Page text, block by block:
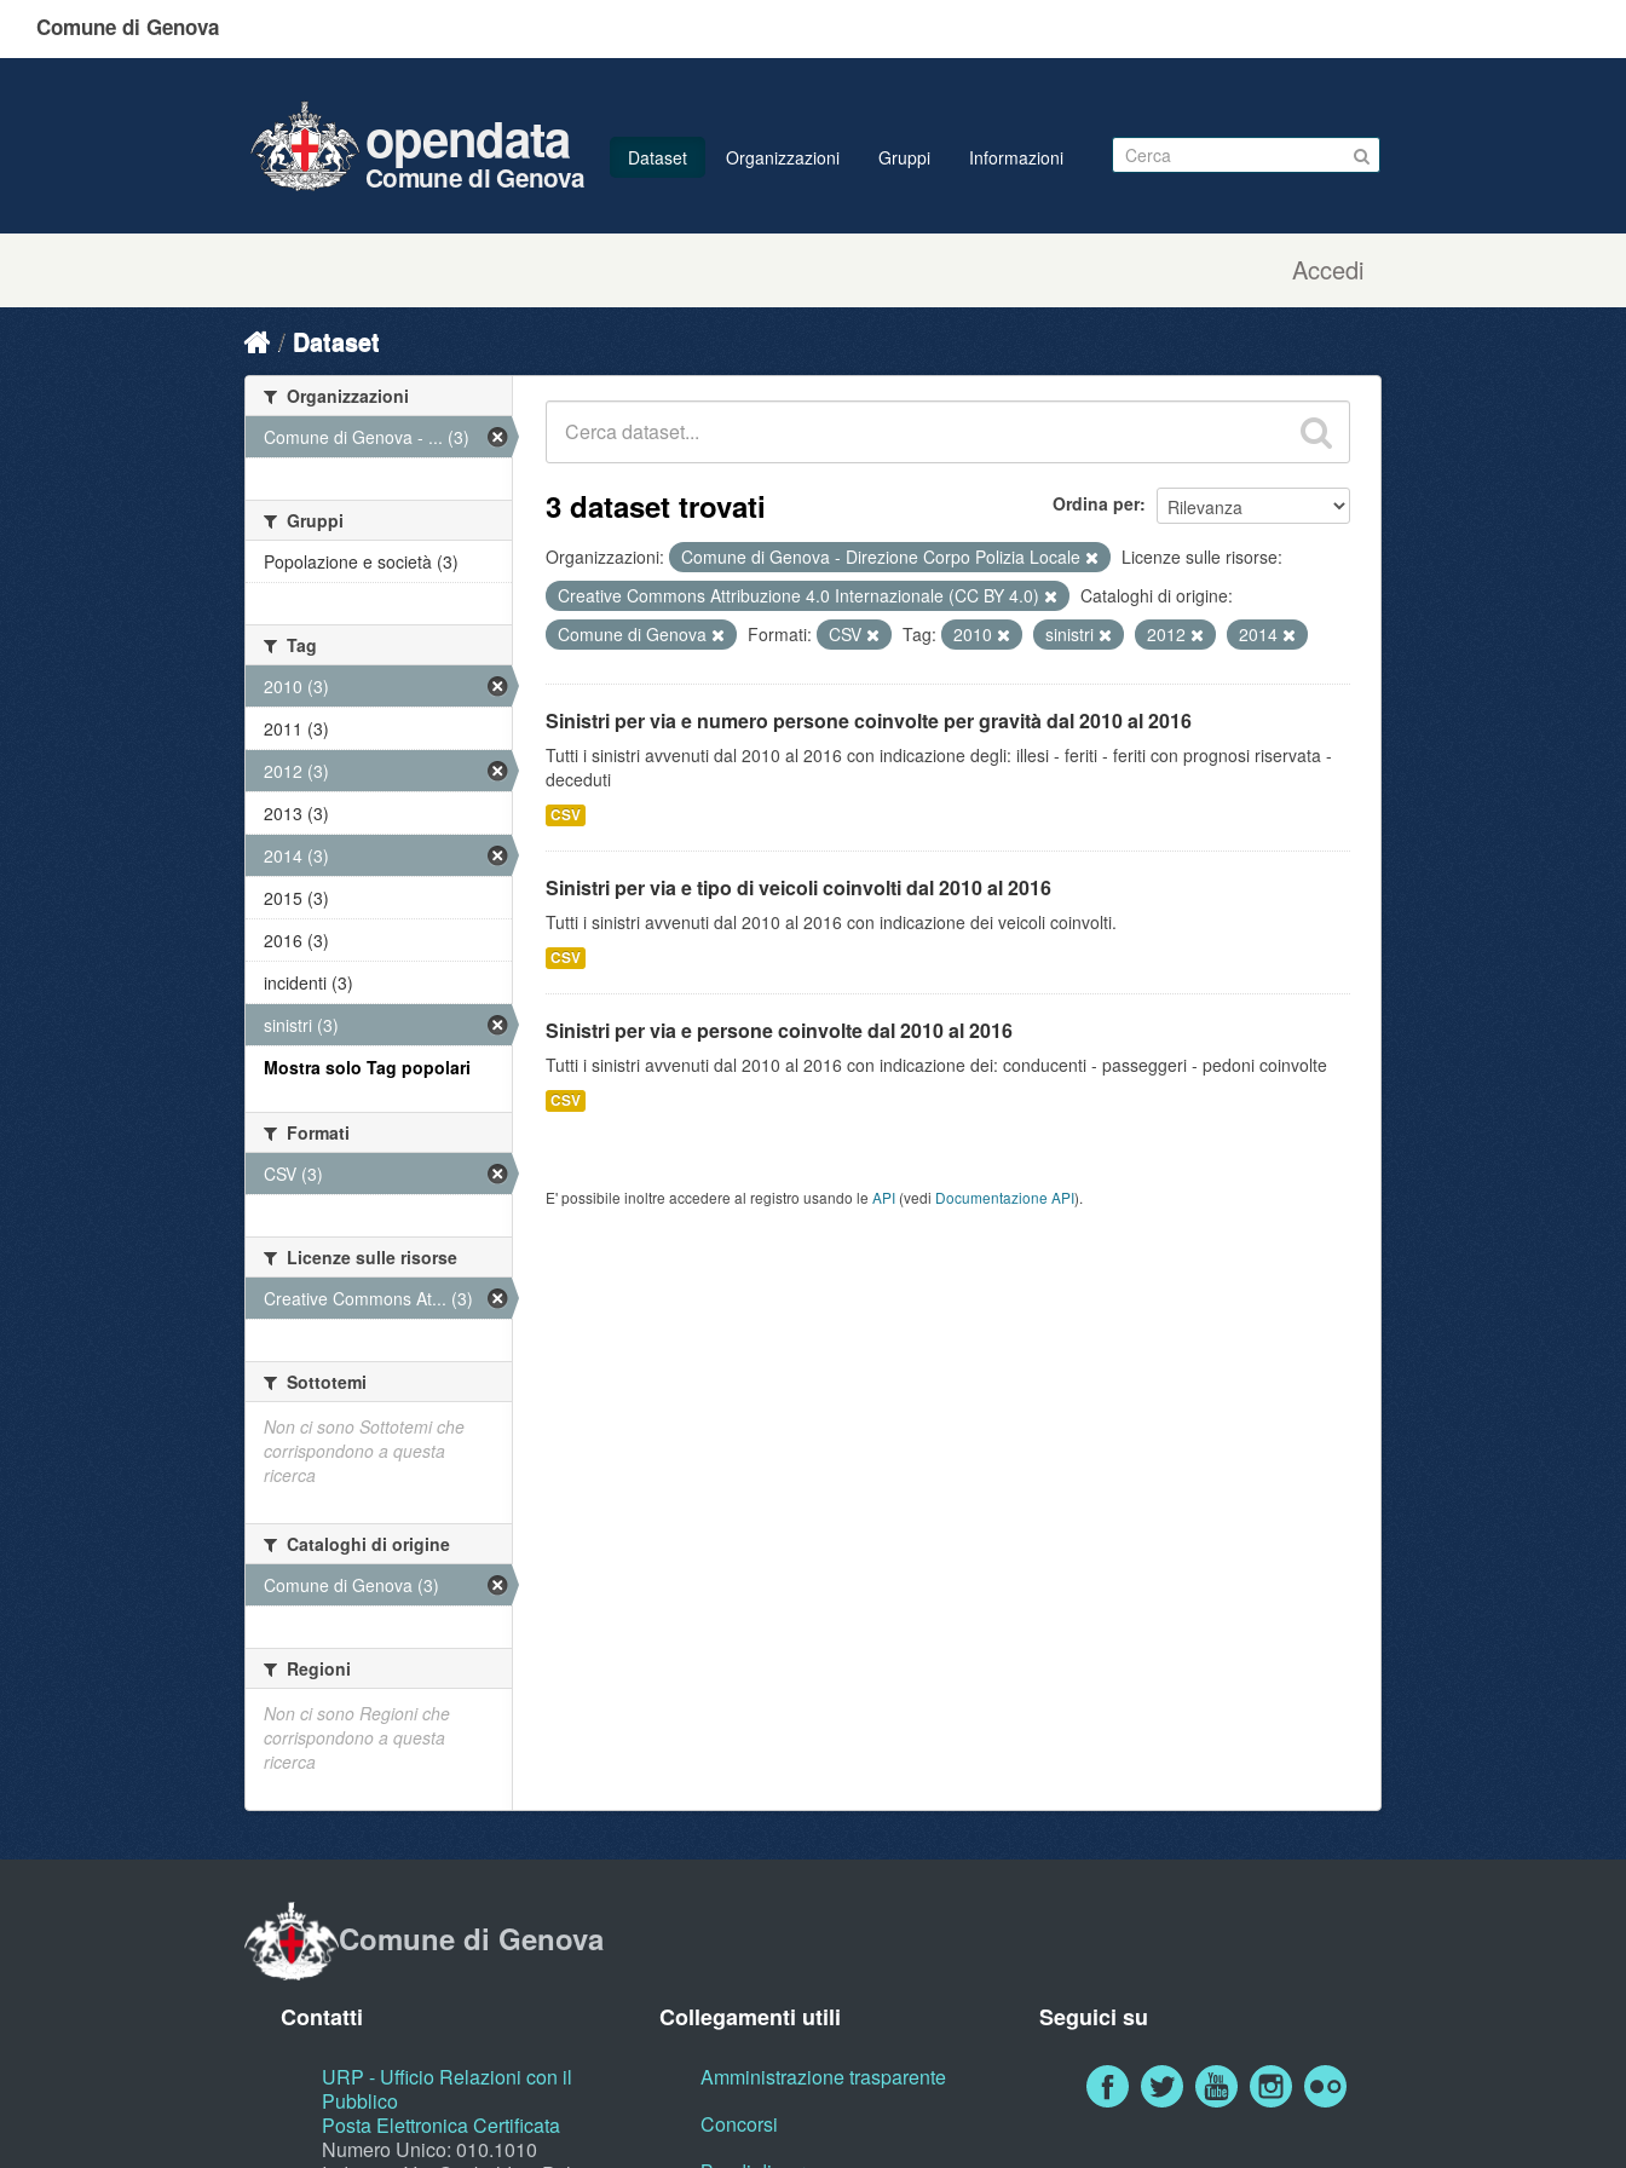
Comune di Genova
Accedi
opendata
Comune di Genova
Dataset Organizzazioni Gruppi Informazioni
Dataset
Ordina per
3 dataset trovati
Organizzazioni: Comune di Genova - Direzione Corpo Polizia Locale
Licenze sulle risorse:
Creative Commons Attribuzione 4.0 Internazionale (CC BY 4.0)
Cataloghi di origine:
Comune di Genova
Formati: CSV Tag: 2010 sinistri 2012 2014
Sinistri per via e numero persone coinvolte per gravità dal 2010 al 2016
Tutti i sinistri avvenuti dal 2010 al 2016 con indicazione degli: illesi - feriti - feriti con prognosi riservata -
deceduti
CSV
Sinistri per via e tipo di veicoli coinvolti dal 2010 al 2016
Tutti i sinistri avvenuti dal 2010 al 2016 con indicazione dei veicoli coinvolti.
CSV
Sinistri per via e persone coinvolte dal 2010 al 2016
Tutti i sinistri avvenuti dal 2010 al 2016 con indicazione dei: conducenti - passeggeri - pedoni coinvolte
CSV
E' possibile inoltre accedere al registro usando le API (vedi Documentazione API).
Organizzazioni
Comune di Genova - ... (3)
Gruppi
Popolazione e società (3)
Tag
2010 (3)
2011 (3)
2012 (3)
2013 (3)
2014 (3)
2015 (3)
2016 (3)
incidenti (3)
sinistri (3)
Mostra solo Tag popolari
Formati
CSV (3)
Licenze sulle risorse
Creative Commons At... (3)
Sottotemi
Non ci sono Sottotemi che
corrispondono a questa
ricerca
Cataloghi di origine
Comune di Genova (3)
Regioni
Non ci sono Regioni che
corrispondono a questa
ricerca
Comune di Genova
Contatti
URP - Ufficio Relazioni con il
Pubblico
Posta Elettronica Certificata
Numero Unico: 010.1010
Collegamenti utili
Amministrazione trasparente
Concorsi
Seguici su